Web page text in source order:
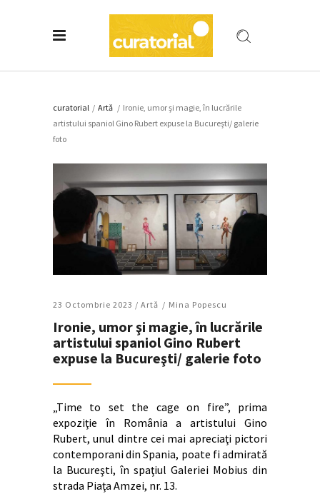
curatorial / Artǎ / Ironie, umor şi magie, în lucrările
artistului spaniol Gino Rubert expuse la Bucureşti/ galerie
foto
23 Octombrie 2023 / Artǎ Mina Popescu
Ironie, umor şi magie, în lucrările
artistului spaniol Gino Rubert
expuse la Bucureşti/ galerie foto
„Time to set the cage on fire”, prima
expoziţie în România a artistului Gino
Rubert, unul dintre cei mai apreciaţi pictori
contemporani din Spania, poate fi admirată
la Bucureşti, în spaţiul Galeriei Mobius din
strada Piaţa Amzei, nr. 13.